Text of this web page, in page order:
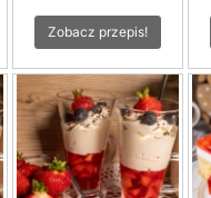
Zobacz przepis!